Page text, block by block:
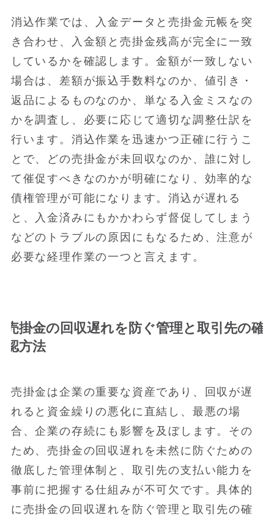
消込作業では、入金データと売掛金元帳を突
き合わせ、入金額と売掛金残高が完全に一致
しているかを確認します。金額が一致しない
場合は、差額が振込手数料なのか、値引き・
返品によるものなのか、単なる入金ミスなの
かを調査し、必要に応じて適切な調整仕訳を
行います。消込作業を迅速かつ正確に行うこ
とで、どの売掛金が未回収なのか、誰に対し
て催促すべきなのかが明確になり、効率的な
債権管理が可能になります。消込が遅れる
と、入金済みにもかかわらず督促してしまう
などのトラブルの原因にもなるため、注意が
必要な経理作業の一つと言えます。
売掛金の回収遅れを防ぐ管理と取引先の確
認方法
売掛金は企業の重要な資産であり、回収が遅
れると資金繰りの悪化に直結し、最悪の場
合、企業の存続にも影響を及ぼします。その
ため、売掛金の回収遅れを未然に防ぐための
徹底した管理体制と、取引先の支払い能力を
事前に把握する仕組みが不可欠です。具体的
に売掛金の回収遅れを防ぐ管理と取引先の確